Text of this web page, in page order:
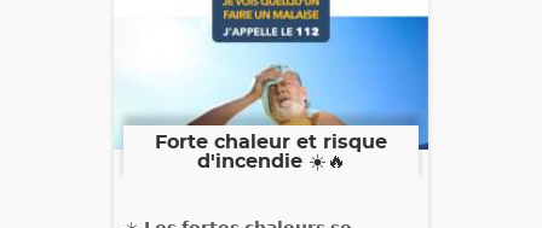
Forte chaleur et risque
d'incendie ☀️🔥